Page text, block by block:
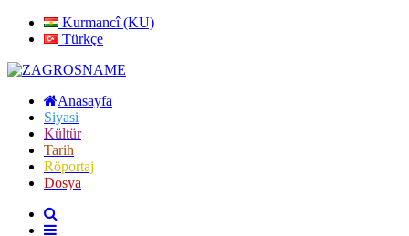
Kurmancî (KU)
Türkçe
Anasayfa
Siyasi
Kültür
Tarih
Röportaj
Dosya